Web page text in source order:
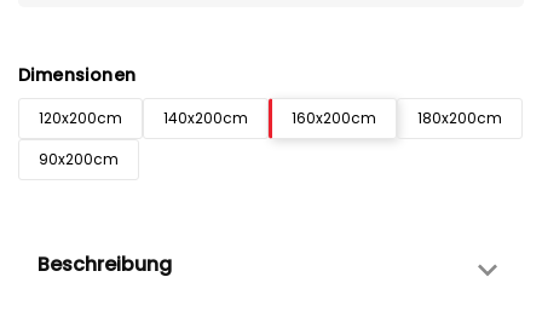
Dimensionen
120x200cm 140x200cm 160x200cm
180x200cm
90x200cm
Beschreibung